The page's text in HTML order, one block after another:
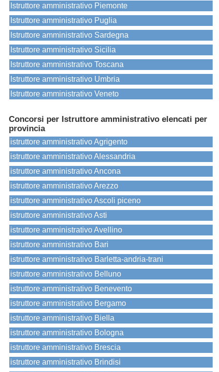
Istruttore amministrativo Piemonte
Istruttore amministrativo Puglia
Istruttore amministrativo Sardegna
Istruttore amministrativo Sicilia
Istruttore amministrativo Toscana
Istruttore amministrativo Umbria
Istruttore amministrativo Veneto
Concorsi per Istruttore amministrativo elencati per
provincia
istruttore amministrativo Agrigento
istruttore amministrativo Alessandria
istruttore amministrativo Ancona
istruttore amministrativo Arezzo
istruttore amministrativo Ascoli piceno
istruttore amministrativo Asti
istruttore amministrativo Avellino
istruttore amministrativo Bari
istruttore amministrativo Barletta-andria-trani
istruttore amministrativo Belluno
istruttore amministrativo Benevento
istruttore amministrativo Bergamo
istruttore amministrativo Biella
istruttore amministrativo Bologna
istruttore amministrativo Brescia
istruttore amministrativo Brindisi